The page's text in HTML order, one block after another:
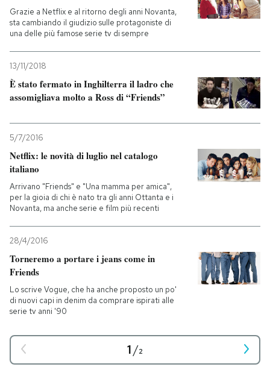
Grazie a Netflix e al ritorno degli anni Novanta,
sta cambiando il giudizio sulle protagoniste di
una delle più famose serie tv di sempre
13/11/2018
È stato fermato in Inghilterra il ladro che
assomigliava molto a Ross di “Friends”
5/7/2016
Netflix: le novità di luglio nel catalogo
italiano
Arrivano "Friends" e "Una mamma per amica",
per la gioia di chi è nato tra gli anni Ottanta e i
Novanta, ma anche serie e film più recenti
28/4/2016
Torneremo a portare i jeans come in
Friends
Lo scrive Vogue, che ha anche proposto un po'
di nuovi capi in denim da comprare ispirati alle
serie tv anni '90
1/2